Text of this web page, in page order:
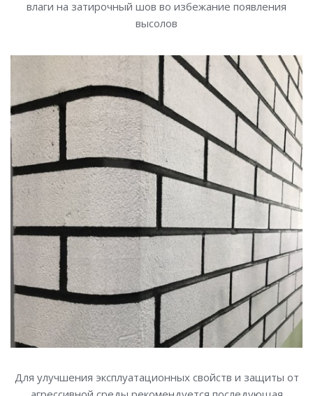
влаги на затирочный шов во избежание появления
высолов
Для улучшения эксплуатационных свойств и защиты от